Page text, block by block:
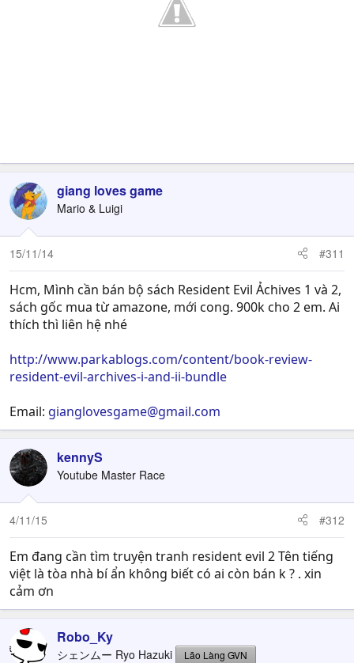
giang loves game
Mario & Luigi
15/11/14 #311
Hcm, Mình cần bán bộ sách Resident Evil Ảchives 1 và 2,
sách gốc mua từ amazone, mới cong. 900k cho 2 em. Ai
thích thì liên hệ nhé
http://www.parkablogs.com/content/book-review-
resident-evil-archives-i-and-ii-bundle
Email: gianglovesgame@gmail.com
kennyS
Youtube Master Race
4/11/15 #312
Em đang cần tìm truyện tranh resident evil 2 Tên tiếng
việt là tòa nhà bí ẩn không biết có ai còn bán k ? . xin
cảm ơn
Robo_Ky
シェンムー Ryo Hazuki Lão Làng GVN